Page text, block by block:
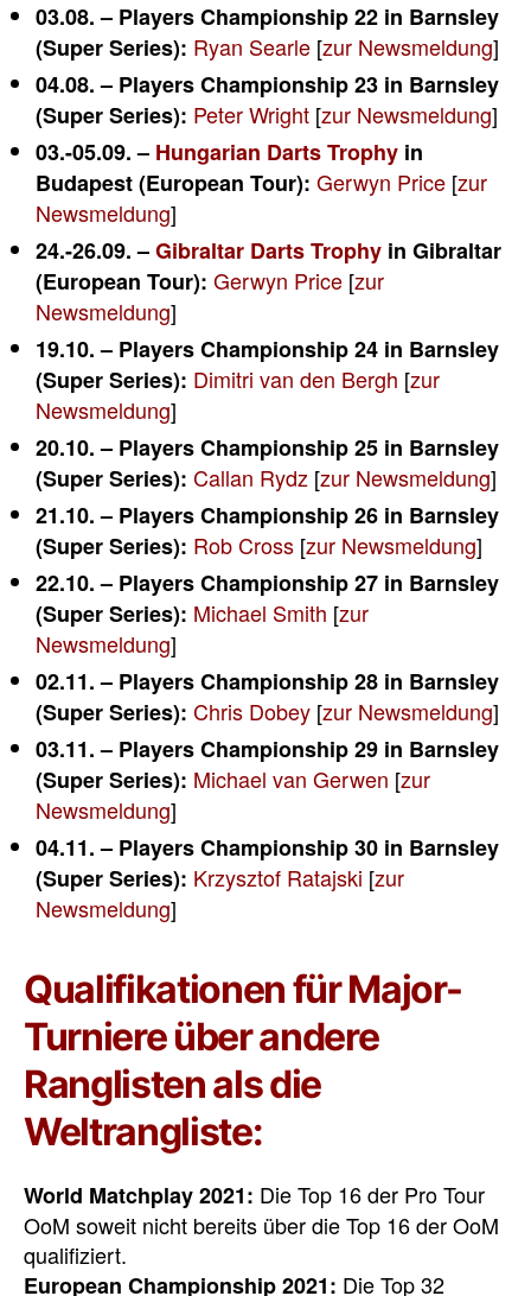
03.08. – Players Championship 22 in Barnsley
(Super Series): Ryan Searle [zur Newsmeldung]
04.08. – Players Championship 23 in Barnsley
(Super Series): Peter Wright [zur Newsmeldung]
03.-05.09. – Hungarian Darts Trophy in
Budapest (European Tour): Gerwyn Price [zur
Newsmeldung]
24.-26.09. –Gibraltar Darts Trophy in Gibraltar
(European Tour): Gerwyn Price [zur
Newsmeldung]
19.10. – Players Championship 24 in Barnsley
(Super Series): Dimitri van den Bergh [zur
Newsmeldung]
20.10. – Players Championship 25 in Barnsley
(Super Series): Callan Rydz [zur Newsmeldung]
21.10. – Players Championship 26 in Barnsley
(Super Series): Rob Cross [zur Newsmeldung]
22.10. – Players Championship 27 in Barnsley
(Super Series): Michael Smith [zur
Newsmeldung]
02.11. – Players Championship 28 in Barnsley
(Super Series): Chris Dobey [zur Newsmeldung]
03.11. – Players Championship 29 in Barnsley
(Super Series): Michael van Gerwen [zur
Newsmeldung]
04.11. – Players Championship 30 in Barnsley
(Super Series): Krzysztof Ratajski [zur
Newsmeldung]
Qualifikationen für Major-
Turniere über andere
Ranglisten als die
Weltrangliste:
World Matchplay 2021: Die Top 16 der Pro Tour
OoM soweit nicht bereits über die Top 16 der OoM
qualifiziert.
European Championship 2021: Die Top 32